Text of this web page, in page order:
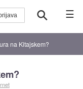
☰
na Kitajskem?